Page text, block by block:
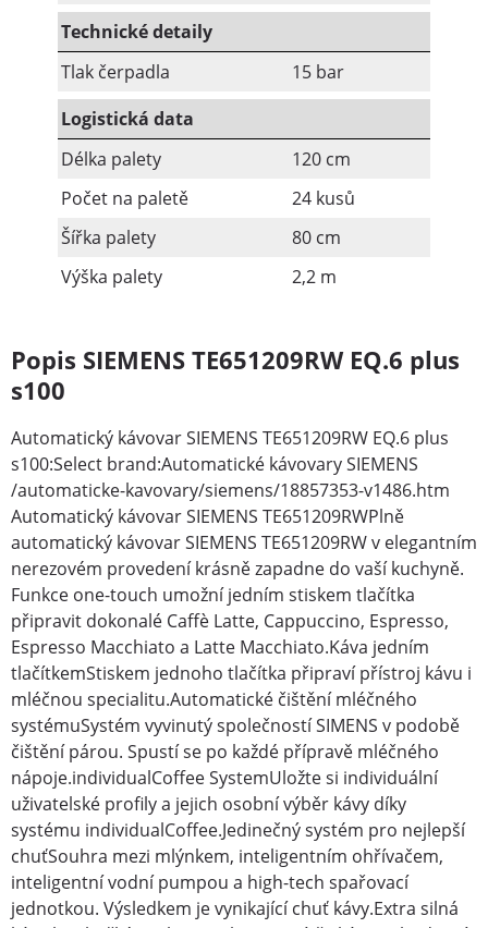
Technické detaily
Tlak čerpadla
15 bar
Logistická data
Délka palety
120 cm
Počet na paletě
24 kusů
Šířka palety
80 cm
Výška palety
2,2 m
Popis SIEMENS TE651209RW EQ.6 plus
s100
Automatický kávovar SIEMENS TE651209RW EQ.6 plus
s100:Select brand:Automatické kávovary SIEMENS
/automaticke-kavovary/siemens/18857353-v1486.htm
Automatický kávovar SIEMENS TE651209RWPlně
automatický kávovar SIEMENS TE651209RW v elegantním
nerezovém provedení krásně zapadne do vaší kuchyně.
Funkce one-touch umožní jedním stiskem tlačítka
připravit dokonalé Caffè Latte, Cappuccino, Espresso,
Espresso Macchiato a Latte Macchiato.Káva jedním
tlačítkemStiskem jednoho tlačítka připraví přístroj kávu i
mléčnou specialitu.Automatické čištění mléčného
systémuSystém vyvinutý společností SIMENS v podobě
čištění párou. Spustí se po každé přípravě mléčného
nápoje.individualCoffee SystemUložte si individuální
uživatelské profily a jejich osobní výběr kávy díky
systému individualCoffee.Jedinečný systém pro nejlepší
chuťSouhra mezi mlýnkem, inteligentním ohřívačem,
inteligentní vodní pumpou a high-tech spařovací
jednotkou. Výsledkem je vynikající chuť kávy.Extra silná